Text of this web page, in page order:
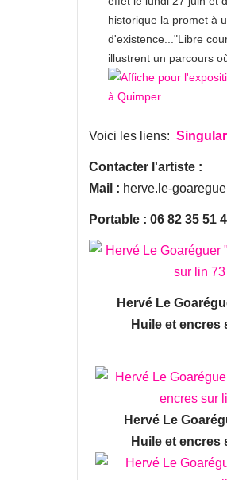
historique la promet à
d'existence..."Libre
illustrent un parcours
Voici les liens:
Contacter l'artiste :
Mail : herve.le-
Portable : 06 82 35 51
Hervé Le
Huile et encres
Hervé Le
Huile et encres